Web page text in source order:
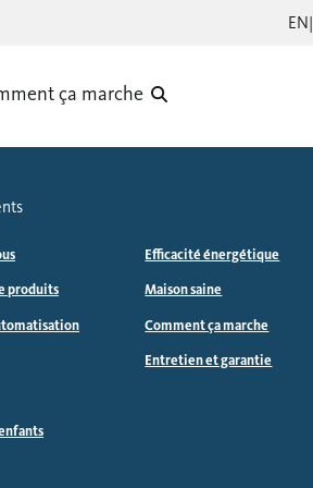
EN|
ça marche
produits
Efficacité énergétique
Maison saine
Comment ça marche
Entretien et garantie